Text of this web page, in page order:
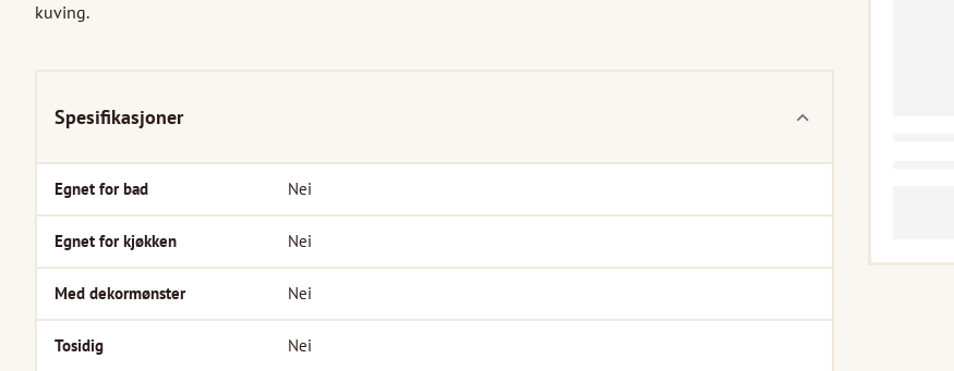
kuving.
Spesifikasjoner
Egnet for bad Nei
Egnet for kjøkken Nei
Med dekormønster Nei
Tosidig Nei